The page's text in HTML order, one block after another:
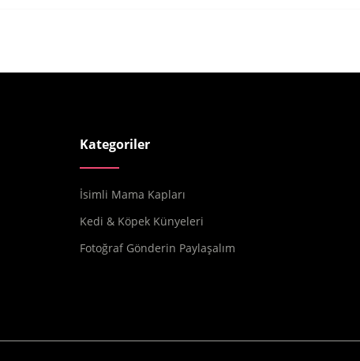
Kategoriler
İsimli Mama Kapları
Kedi & Köpek Künyeleri
Fotoğraf Gönderin Paylaşalım